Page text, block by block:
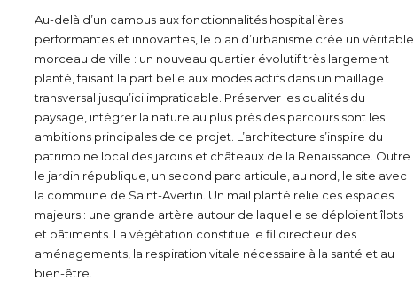
Au-delà d’un campus aux fonctionnalités hospitalières
performantes et innovantes, le plan d’urbanisme crée un véritable
morceau de ville : un nouveau quartier évolutif très largement
planté, faisant la part belle aux modes actifs dans un maillage
transversal jusqu’ici impraticable. Préserver les qualités du
paysage, intégrer la nature au plus près des parcours sont les
ambitions principales de ce projet. L’architecture s’inspire du
patrimoine local des jardins et châteaux de la Renaissance. Outre
le jardin république, un second parc articule, au nord, le site avec
la commune de Saint-Avertin. Un mail planté relie ces espaces
majeurs : une grande artère autour de laquelle se déploient îlots
et bâtiments. La végétation constitue le fil directeur des
aménagements, la respiration vitale nécessaire à la santé et au
bien-être.